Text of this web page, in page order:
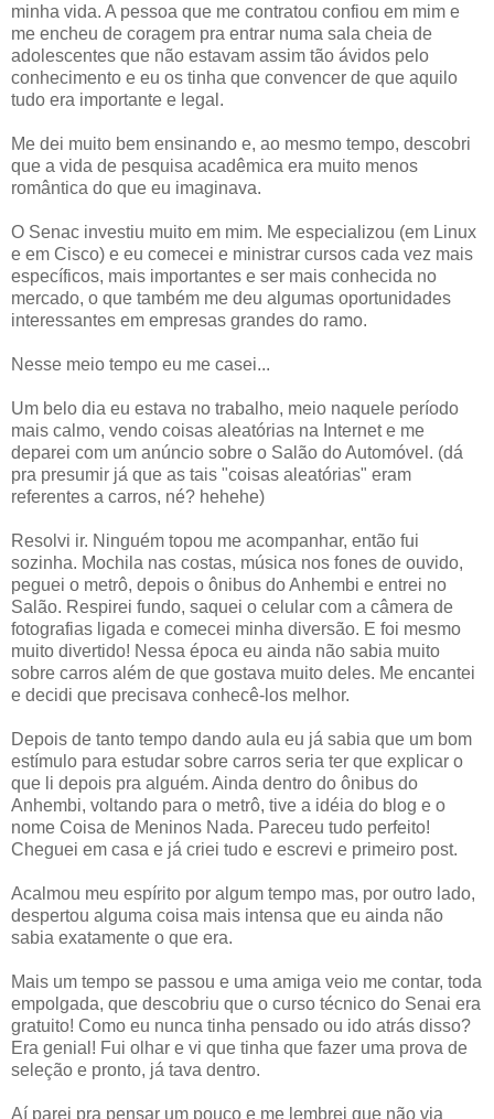
minha vida. A pessoa que me contratou confiou em mim e
me encheu de coragem pra entrar numa sala cheia de
adolescentes que não estavam assim tão ávidos pelo
conhecimento e eu os tinha que convencer de que aquilo
tudo era importante e legal.
Me dei muito bem ensinando e, ao mesmo tempo, descobri
que a vida de pesquisa acadêmica era muito menos
romântica do que eu imaginava.
O Senac investiu muito em mim. Me especializou (em Linux
e em Cisco) e eu comecei e ministrar cursos cada vez mais
específicos, mais importantes e ser mais conhecida no
mercado, o que também me deu algumas oportunidades
interessantes em empresas grandes do ramo.
Nesse meio tempo eu me casei...
Um belo dia eu estava no trabalho, meio naquele período
mais calmo, vendo coisas aleatórias na Internet e me
deparei com um anúncio sobre o Salão do Automóvel. (dá
pra presumir já que as tais "coisas aleatórias" eram
referentes a carros, né? hehehe)
Resolvi ir. Ninguém topou me acompanhar, então fui
sozinha. Mochila nas costas, música nos fones de ouvido,
peguei o metrô, depois o ônibus do Anhembi e entrei no
Salão. Respirei fundo, saquei o celular com a câmera de
fotografias ligada e comecei minha diversão. E foi mesmo
muito divertido! Nessa época eu ainda não sabia muito
sobre carros além de que gostava muito deles. Me encantei
e decidi que precisava conhecê-los melhor.
Depois de tanto tempo dando aula eu já sabia que um bom
estímulo para estudar sobre carros seria ter que explicar o
que li depois pra alguém. Ainda dentro do ônibus do
Anhembi, voltando para o metrô, tive a idéia do blog e o
nome Coisa de Meninos Nada. Pareceu tudo perfeito!
Cheguei em casa e já criei tudo e escrevi e primeiro post.
Acalmou meu espírito por algum tempo mas, por outro lado,
despertou alguma coisa mais intensa que eu ainda não
sabia exatamente o que era.
Mais um tempo se passou e uma amiga veio me contar, toda
empolgada, que descobriu que o curso técnico do Senai era
gratuito! Como eu nunca tinha pensado ou ido atrás disso?
Era genial! Fui olhar e vi que tinha que fazer uma prova de
seleção e pronto, já tava dentro.
Aí parei pra pensar um pouco e me lembrei que não via